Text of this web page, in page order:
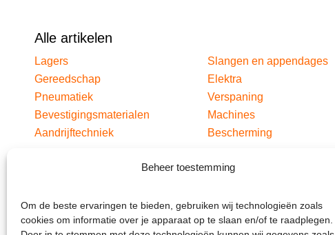
Beheer toestemming
Om de beste ervaringen te bieden, gebruiken wij technologieën zoals
cookies om informatie over je apparaat op te slaan en/of te raadplegen.
Alle artikelen
Lagers
Gereedschap
Pneumatiek
Bevestigingsmaterialen
Aandrijftechniek
Slangen en appendages
Elektra
Verspaning
Machines
Bescherming